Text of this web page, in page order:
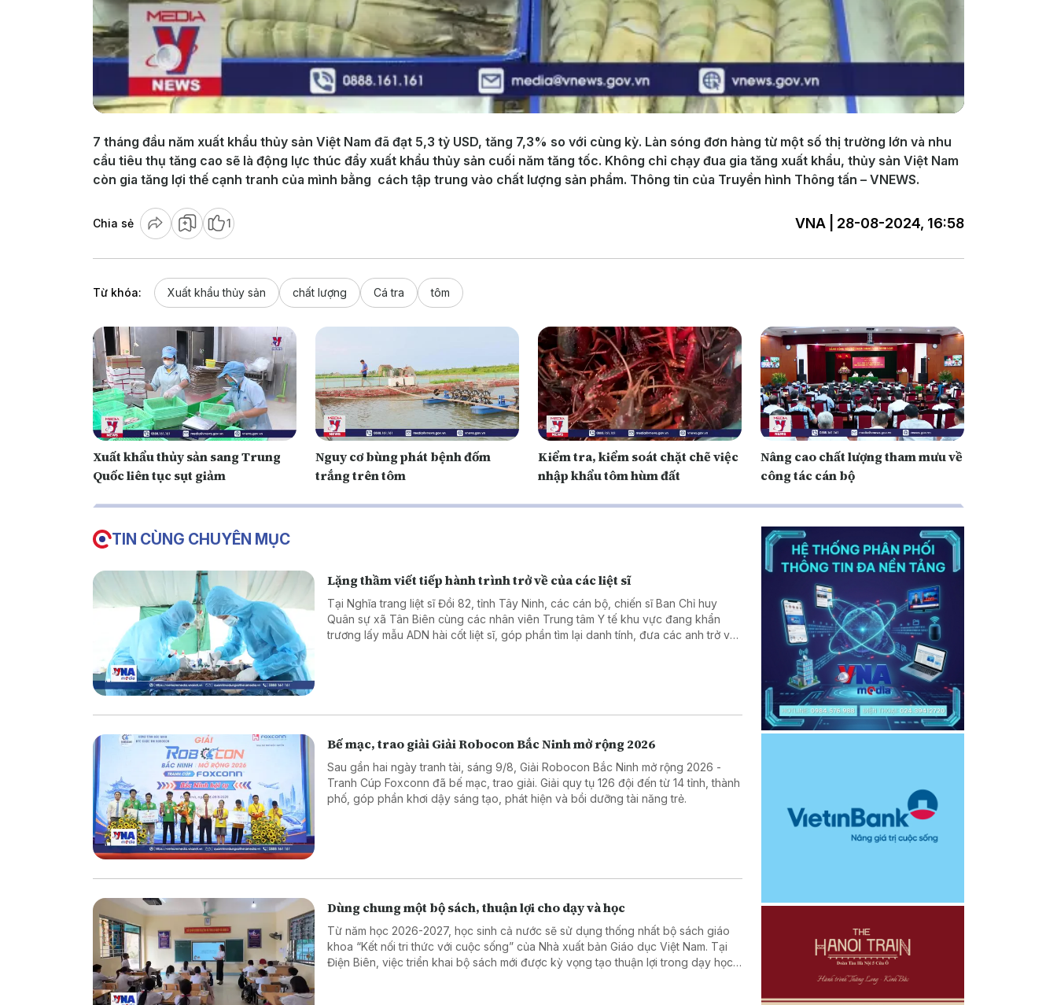
7 tháng đầu năm xuất khẩu thủy sản Việt Nam đã đạt 5,3 tỷ USD, tăng 7,3% so với cùng kỳ. Làn sóng đơn hàng từ một số thị trường lớn và nhu
cầu tiêu thụ tăng cao sẽ là động lực thúc đẩy xuất khẩu thủy sản cuối năm tăng tốc. Không chỉ chạy đua gia tăng xuất khẩu, thủy sản Việt Nam
còn gia tăng lợi thế cạnh tranh của mình bằng cách tập trung vào chất lượng sản phẩm. Thông tin của Truyền hình Thông tấn – VNEWS.
Chia sẻ 1 VNA | 28-08-2024, 16:58
Từ khóa: Xuất khẩu thủy sản chất lượng Cá tra tôm
Xuất khẩu thủy sản sang Trung
Quốc liên tục sụt giảm
Nguy cơ bùng phát bệnh đốm
trắng trên tôm
Kiểm tra, kiểm soát chặt chẽ việc
nhập khẩu tôm hùm đất
Nâng cao chất lượng tham mưu về
công tác cán bộ
TIN CÙNG CHUYÊN MỤC
Lặng thầm viết tiếp hành trình trở về của các liệt sĩ
Tại Nghĩa trang liệt sĩ Đồi 82, tỉnh Tây Ninh, các cán bộ, chiến sĩ Ban Chỉ huy
Quân sự xã Tân Biên cùng các nhân viên Trung tâm Y tế khu vực đang khẩn
trương lấy mẫu ADN hài cốt liệt sĩ, góp phần tìm lại danh tính, đưa các anh trở về
Bế mạc, trao giải Giải Robocon Bắc Ninh mở rộng 2026
Sau gần hai ngày tranh tài, sáng 9/8, Giải Robocon Bắc Ninh mở rộng 2026 -
Tranh Cúp Foxconn đã bế mạc, trao giải. Giải quy tụ 126 đội đến từ 14 tỉnh, thành
phố, góp phần khơi dậy sáng tạo, phát hiện và bồi dưỡng tài năng trẻ.
Dùng chung một bộ sách, thuận lợi cho dạy và học
Từ năm học 2026-2027, học sinh cả nước sẽ sử dụng thống nhất bộ sách giáo
khoa “Kết nối tri thức với cuộc sống” của Nhà xuất bản Giáo dục Việt Nam. Tại
Điện Biên, việc triển khai bộ sách mới được kỳ vọng tạo thuận lợi trong dạy học,